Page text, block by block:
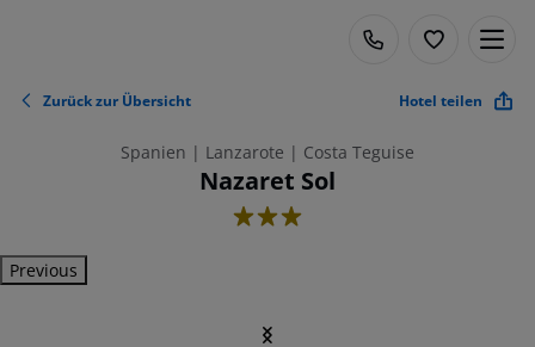
Zurück zur Übersicht Hotel teilen
Spanien | Lanzarote | Costa Teguise
Nazaret Sol
3
Previous